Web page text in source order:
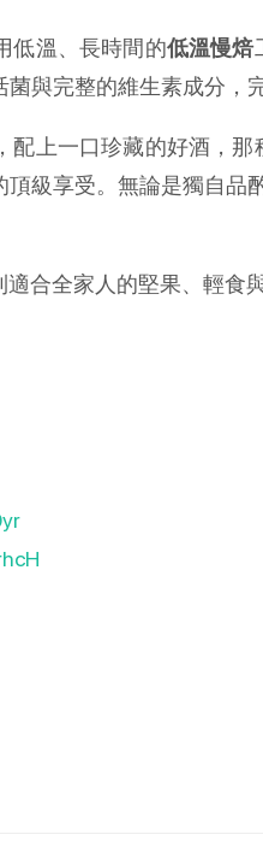
低溫、長時間的低溫慢焙
與完整的維生素成分，
配上一口珍藏的好酒，
級享受。無論是獨自品
合全家人的堅果、輕食